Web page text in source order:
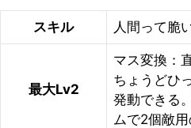
スキル 人間って脆
最大Lv2
マス変換：
ちょうどひ
発動できる
ムで2個敵用